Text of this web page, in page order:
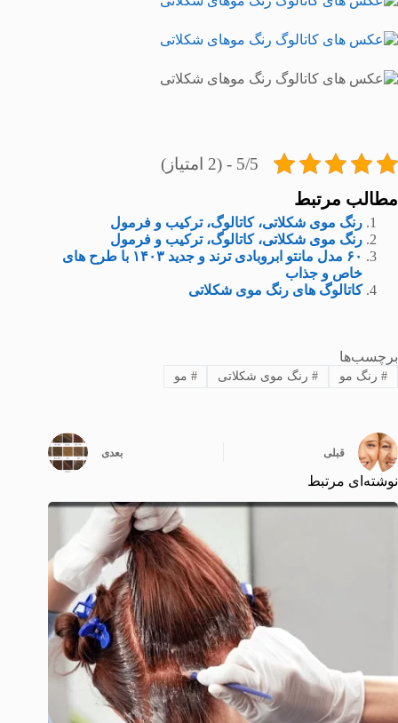
5/5 - (2 امتیاز)
مطالب مرتبط
رنگ موی شکلاتی، کاتالوگ، ترکیب و فرمول
رنگ موی شکلاتی، کاتالوگ، ترکیب و فرمول
۶۰ مدل مانتو ابروبادی ترند و جدید ۱۴۰۳ با طرح های
خاص و جذاب
کاتالوگ های رنگ موی شکلاتی
برچسب‌ها
#رنگ مو #رنگ موی شکلاتی # مو
قبلی بعدی
نوشته‌ای مرتبط